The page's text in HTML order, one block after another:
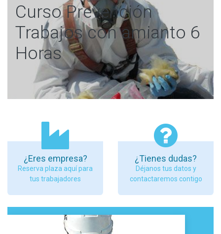
Curso Prevención
Trabajos con amianto 6
Horas
¿Eres empresa?
Reserva plaza aquí para
tus trabajadores
¿Tienes dudas?
Déjanos tus datos y
contactaremos contigo